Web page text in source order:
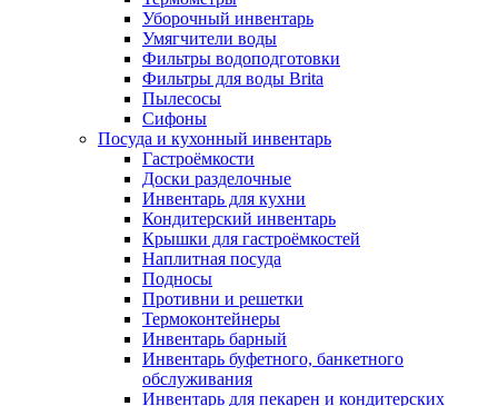
Уборочный инвентарь
Умягчители воды
Фильтры водоподготовки
Фильтры для воды Brita
Пылесосы
Сифоны
Посуда и кухонный инвентарь
Гастроёмкости
Доски разделочные
Инвентарь для кухни
Кондитерский инвентарь
Крышки для гастроёмкостей
Наплитная посуда
Подносы
Противни и решетки
Термоконтейнеры
Инвентарь барный
Инвентарь буфетного, банкетного
обслуживания
Инвентарь для пекарен и кондитерских